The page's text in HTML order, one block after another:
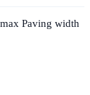
Paving width